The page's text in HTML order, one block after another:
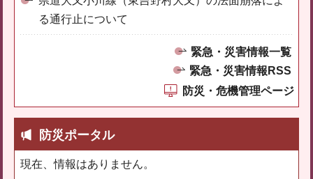
る通行止について
緊急・災害情報一覧
緊急・災害情報RSS
防災・危機管理ページ
防災ポータル
現在、情報はありません。